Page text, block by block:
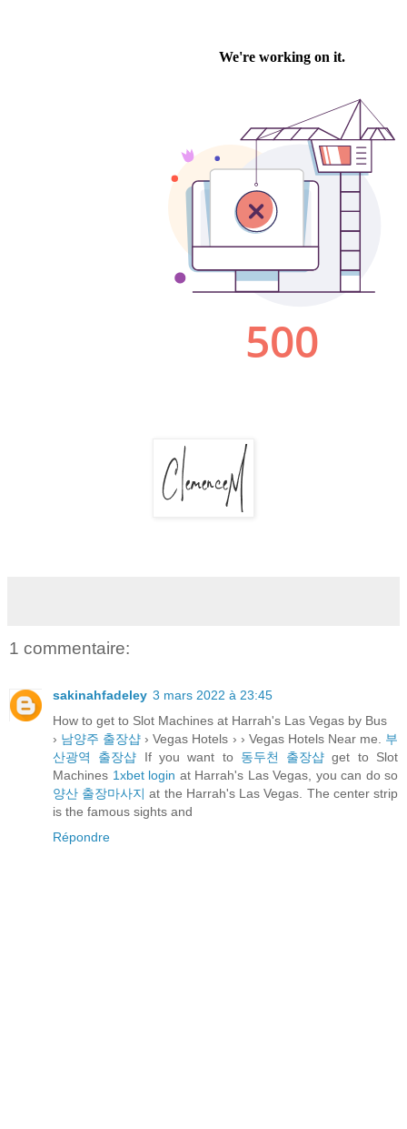
1 commentaire:
sakinahfadeley 3 mars 2022 à 23:45
How to get to Slot Machines at Harrah's Las Vegas by Bus
› 남양주 출장샵 › Vegas Hotels › › Vegas Hotels Near me. 부
산광역 출장샵 If you want to 동두천 출장샵 get to Slot
Machines 1xbet login at Harrah's Las Vegas, you can do so
양산 출장마사지 at the Harrah's Las Vegas. The center strip
is the famous sights and
Répondre